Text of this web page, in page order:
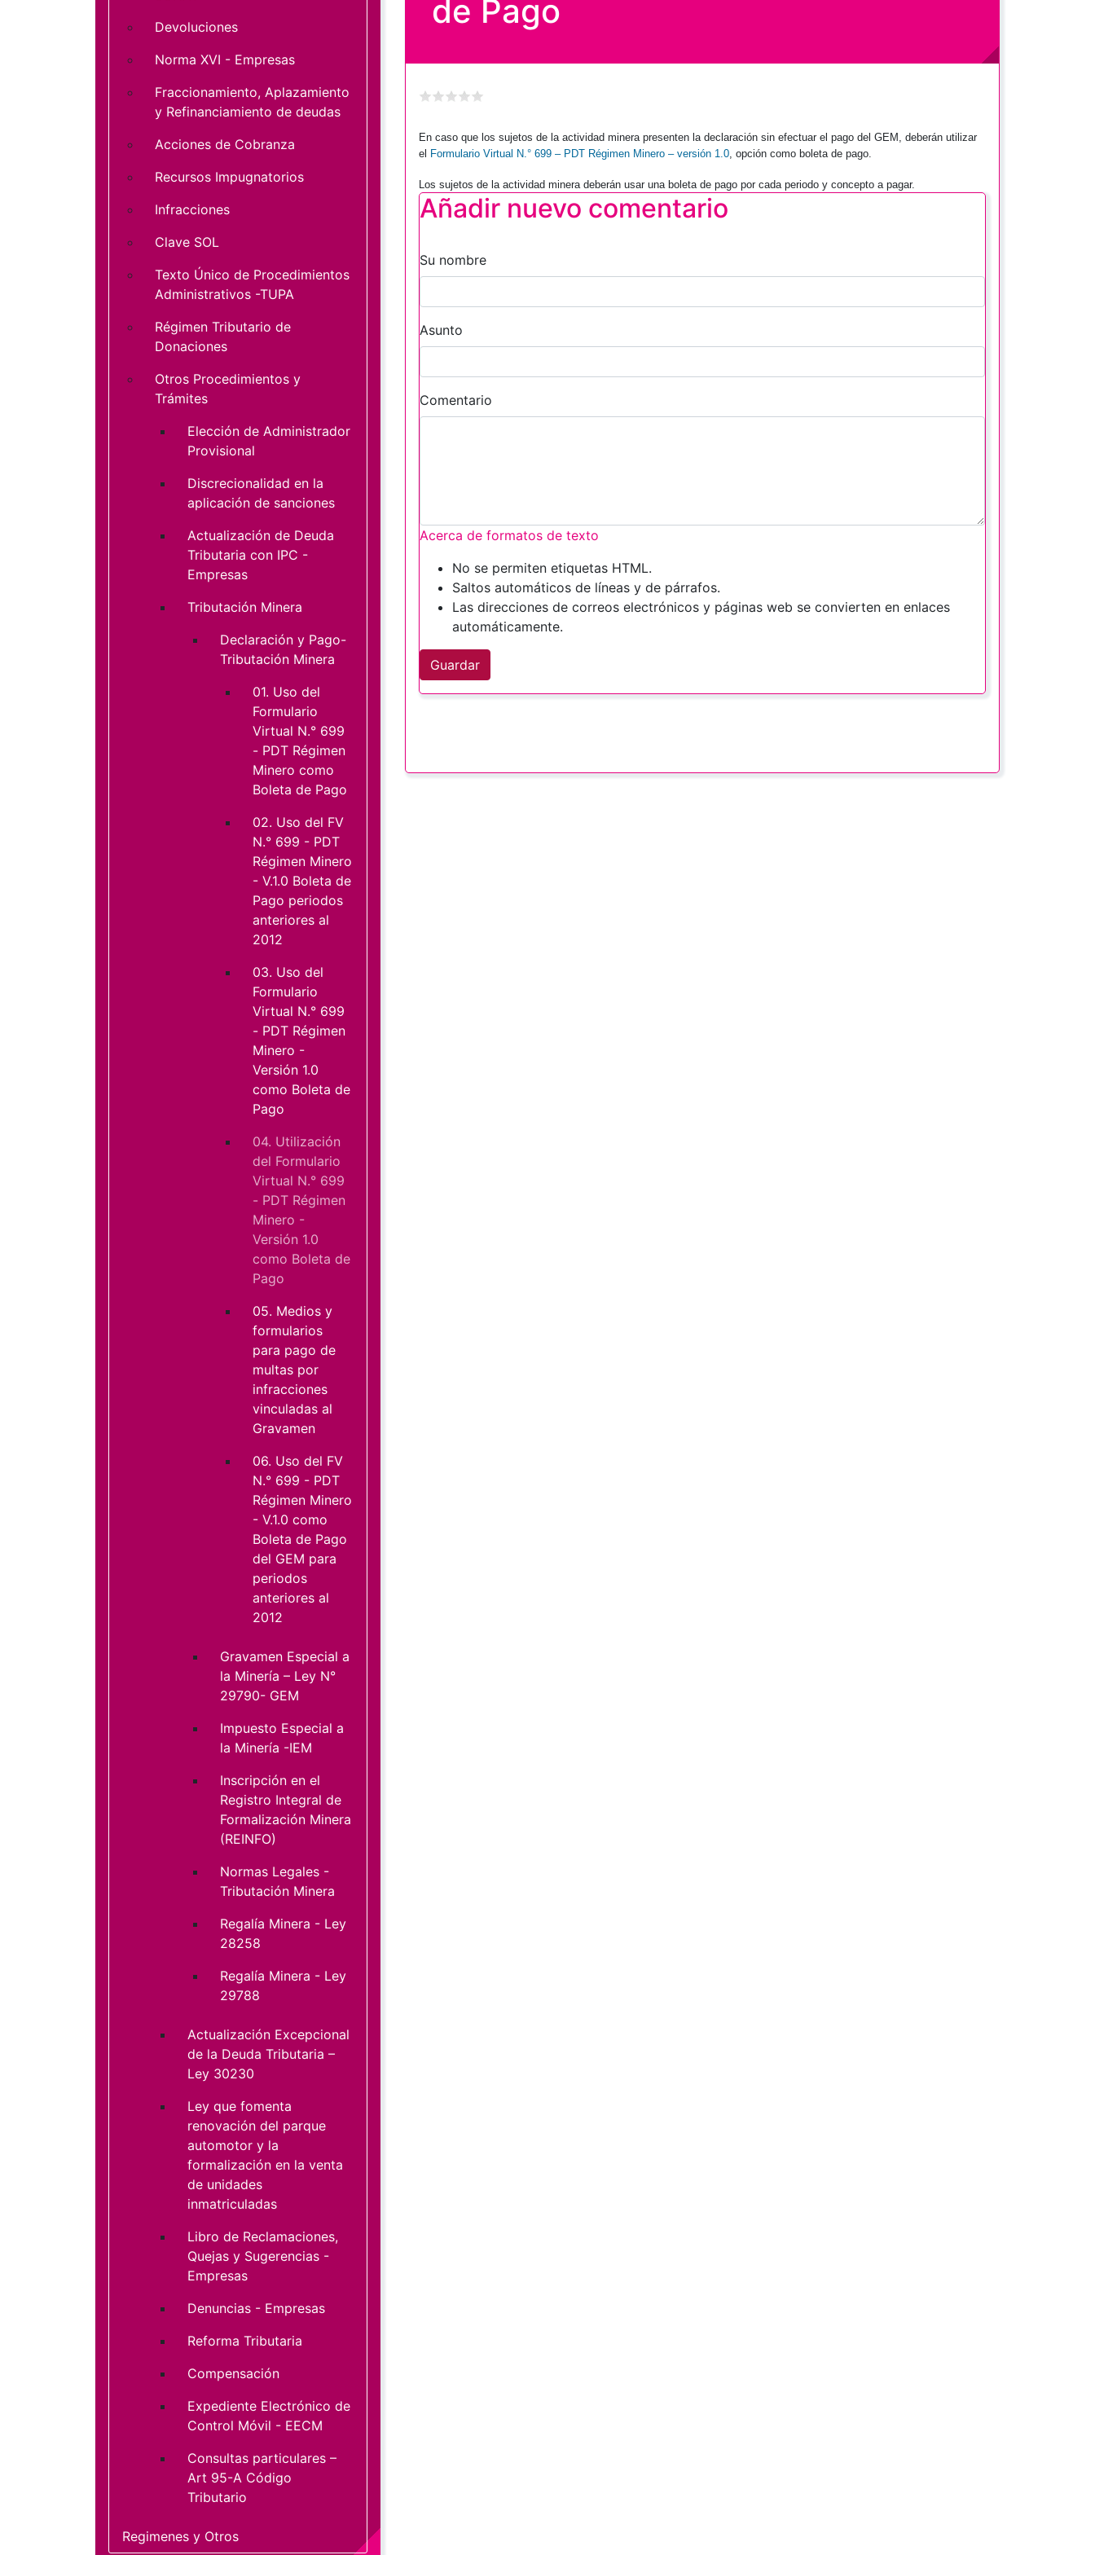
de Pago
En caso que los sujetos de la actividad minera presenten la declaración sin efectuar el pago del GEM, deberán utilizar
el Formulario Virtual N.° 699 – PDT Régimen Minero – versión 1.0, opción como boleta de pago.
Los sujetos de la actividad minera deberán usar una boleta de pago por cada periodo y concepto a pagar.
Añadir nuevo comentario
Su nombre
Asunto
Comentario
Acerca de formatos de texto
No se permiten etiquetas HTML.
Saltos automáticos de líneas y de párrafos.
Las direcciones de correos electrónicos y páginas web se convierten en enlaces
automáticamente.
Guardar
Devoluciones
Norma XVI - Empresas
Fraccionamiento, Aplazamiento
y Refinanciamiento de deudas
Acciones de Cobranza
Recursos Impugnatorios
Infracciones
Clave SOL
Texto Único de Procedimientos
Administrativos -TUPA
Régimen Tributario de
Donaciones
Otros Procedimientos y
Trámites
Elección de Administrador
Provisional
Discrecionalidad en la
aplicación de sanciones
Actualización de Deuda
Tributaria con IPC -
Empresas
Tributación Minera
Declaración y Pago-
Tributación Minera
01. Uso del
Formulario
Virtual N.° 699
- PDT Régimen
Minero como
Boleta de Pago
02. Uso del FV
N.° 699 - PDT
Régimen Minero
- V.1.0 Boleta de
Pago periodos
anteriores al
2012
03. Uso del
Formulario
Virtual N.° 699
- PDT Régimen
Minero -
Versión 1.0
como Boleta de
Pago
04. Utilización
del Formulario
Virtual N.° 699
- PDT Régimen
Minero -
Versión 1.0
como Boleta de
Pago
05. Medios y
formularios
para pago de
multas por
infracciones
vinculadas al
Gravamen
06. Uso del FV
N.° 699 - PDT
Régimen Minero
- V.1.0 como
Boleta de Pago
del GEM para
periodos
anteriores al
2012
Gravamen Especial a
la Minería – Ley N°
29790- GEM
Impuesto Especial a
la Minería -IEM
Inscripción en el
Registro Integral de
Formalización Minera
(REINFO)
Normas Legales -
Tributación Minera
Regalía Minera - Ley
28258
Regalía Minera - Ley
29788
Actualización Excepcional
de la Deuda Tributaria –
Ley 30230
Ley que fomenta
renovación del parque
automotor y la
formalización en la venta
de unidades
inmatriculadas
Libro de Reclamaciones,
Quejas y Sugerencias -
Empresas
Denuncias - Empresas
Reforma Tributaria
Compensación
Expediente Electrónico de
Control Móvil - EECM
Consultas particulares –
Art 95-A Código
Tributario
Regimenes y Otros